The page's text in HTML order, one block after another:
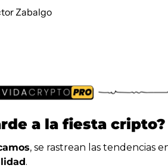
Podimo
Zabalgo
a la fiesta cripto?
, se rastrean las tendencias
.